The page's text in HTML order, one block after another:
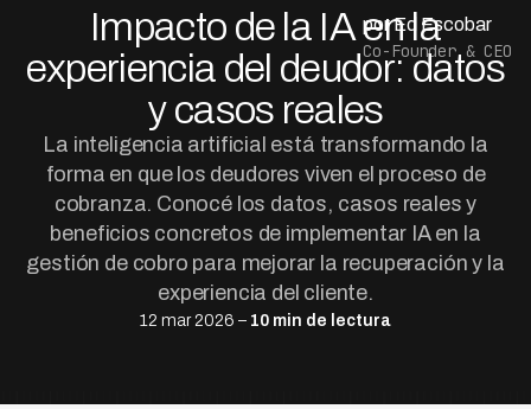
Impacto de la IA en la
experiencia del deudor: datos
y casos reales
La inteligencia artificial está transformando la
forma en que los deudores viven el proceso de
cobranza. Conocé los datos, casos reales y
beneficios concretos de implementar IA en la
gestión de cobro para mejorar la recuperación y la
experiencia del cliente.
12 mar 2026 – 10 min de lectura
por Ed Escobar
Co-Founder & CEO